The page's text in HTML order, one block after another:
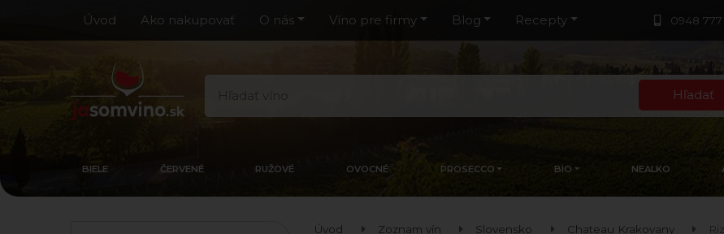
0948 777
Úvod Ako nakupovať O nás Víno pre firmy Blog Recepty
Hľadať
BIELE ČERVENÉ RUŽOVÉ OVOCNÉ PROSECCO BIO NEALKO
Úvod Zoznam vín Slovensko Chateau Krakovany